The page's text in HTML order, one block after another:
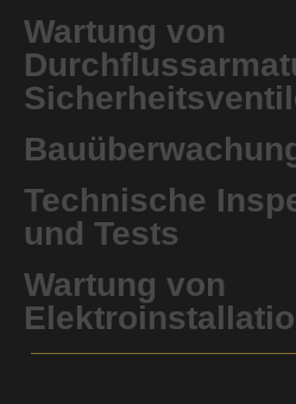
Wartung von
Technische
und Tests
Wartung von